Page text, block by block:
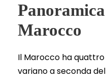
Marocco
Il Marocco ha
variano a seconda